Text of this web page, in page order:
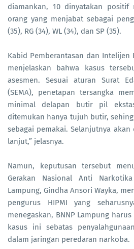
diamankan, 10 dinyatakan positif
orang yang menjabat sebagai
(35), RG (34), WL (34), dan SP (35).
Kabid Pemberantasan dan Intelijen
menjelaskan bahwa kasus
asesmen. Sesuai aturan Surat
(SEMA), penetapan tersangka
minimal delapan butir pil
ditemukan hanya tujuh butir,
sebagai pemakai. Selanjutnya
lanjut,” jelasnya.
Namun, keputusan tersebut
Gerakan Nasional Anti
Lampung, Gindha Ansori Wayka,
pengurus HIPMI yang
menegaskan, BNNP Lampung
kasus ini sebatas
dalam jaringan peredaran narkoba.